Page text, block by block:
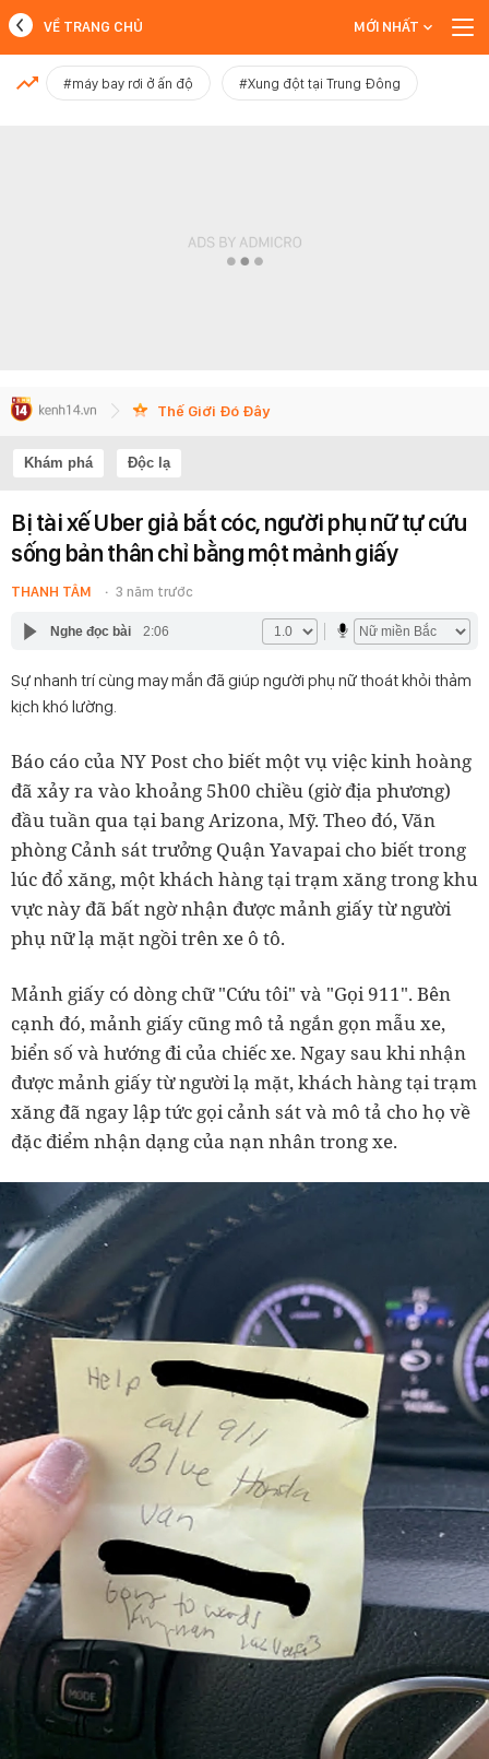
MỚI NHẤT
VỀ TRANG CHỦ MỚI NHẤT
#máy bay rơi ở ấn độ #Xung đột tại Trung Đông
Thế Giới Đó Đây
Khám phá Độc lạ
Bị tài xế Uber giả bắt cóc, người phụ nữ tự cứu
sống bản thân chỉ bằng một mảnh giấy
THANH TÂM 3 năm trước
Nghe đọc bài 2:06
Sự nhanh trí cùng may mắn đã giúp người phụ nữ thoát khỏi thảm
kịch khó lường.
Báo cáo của NY Post cho biết một vụ việc kinh hoàng
đã xảy ra vào khoảng 5h00 chiều (giờ địa phương)
đầu tuần qua tại bang Arizona, Mỹ. Theo đó, Văn
phòng Cảnh sát trưởng Quận Yavapai cho biết trong
lúc đổ xăng, một khách hàng tại trạm xăng trong khu
vực này đã bất ngờ nhận được mảnh giấy từ người
phụ nữ lạ mặt ngồi trên xe ô tô.
Mảnh giấy có dòng chữ "Cứu tôi" và "Gọi 911". Bên
cạnh đó, mảnh giấy cũng mô tả ngắn gọn mẫu xe,
biển số và hướng đi của chiếc xe. Ngay sau khi nhận
được mảnh giấy từ người lạ mặt, khách hàng tại trạm
xăng đã ngay lập tức gọi cảnh sát và mô tả cho họ về
đặc điểm nhận dạng của nạn nhân trong xe.